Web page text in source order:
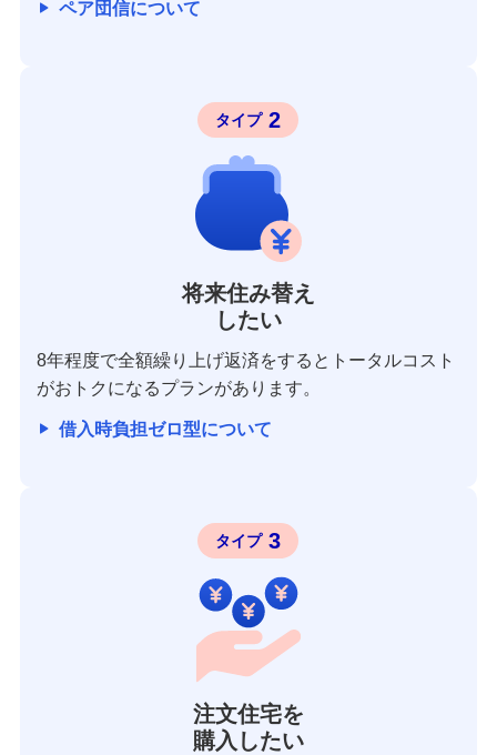
ペア団信について
タイプ 2
将来住み替え
したい
8年程度で全額繰り上げ返済をするとトータルコスト
がおトクになるプランがあります。
借入時負担ゼロ型について
タイプ 3
注文住宅を
購入したい